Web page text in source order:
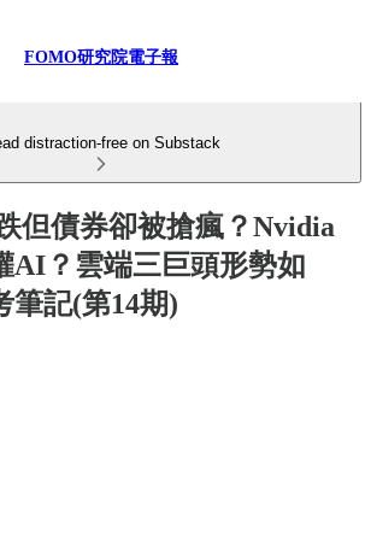
FOMO研究院電子報
distraction-free on Substack
但債券卻被搶瘋？Nvidia
AI？雲端三巨頭形勢如
筆記(第14期)